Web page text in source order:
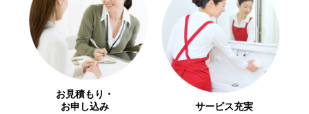
お見積もり・
お申し込み
サービス充実